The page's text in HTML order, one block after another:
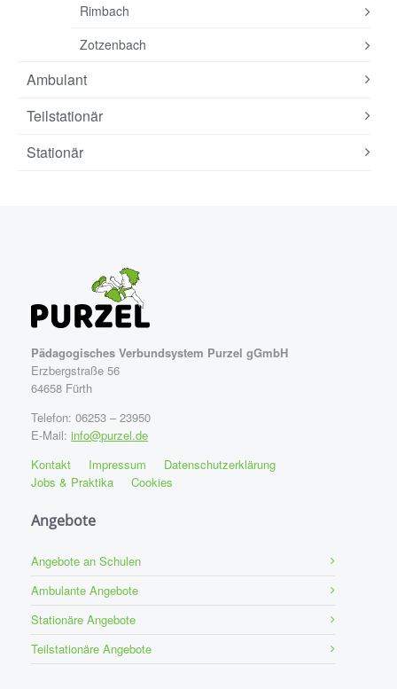
Rimbach
Zotzenbach
Ambulant
Teilstationär
Stationär
Pädagogisches Verbundsystem Purzel gGmbH
Erzbergstraße 56
64658 Fürth
Telefon: 06253 – 23950
E-Mail:info@purzel.de
Kontakt
Impressum
Datenschutzerklärung
Jobs & Praktika
Cookies
Angebote
Angebote an Schulen
Ambulante Angebote
Stationäre Angebote
Teilstationäre Angebote